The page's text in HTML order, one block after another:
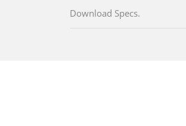
Download Specs.